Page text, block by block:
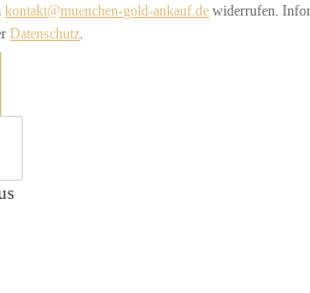
kontakt@muenchen-gold-ankauf.de widerrufen.
Datenschutz.